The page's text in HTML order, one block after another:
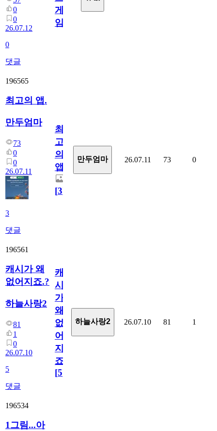
0
0
26.07.12
0
댓글
게
임?
196565
최고의 앱.
만두엄마
73
0
0
26.07.11
3
댓글
최
고
의
앱.
[3]
만두엄마 26.07.11 73 0
196561
캐시가 왜
없어지죠.?
하늘사랑2
81
1
0
26.07.10
5
댓글
캐
시
가
왜
없
어
지
죠.?
[5]
하늘사랑2 26.07.10 81 1
196534
1그림...아